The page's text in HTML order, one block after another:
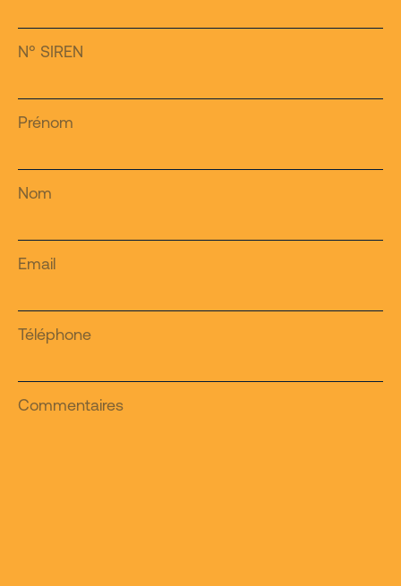
N° SIREN
Prénom
Nom
Email
Téléphone
Commentaires